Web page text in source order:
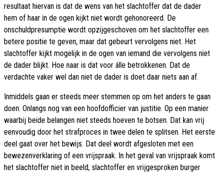
resultaat hiervan is dat de wens van het slachtoffer dat de dader
hem of haar in de ogen kijkt niet wordt gehonoreerd. De
onschuldpresumptie wordt opzijgeschoven om het slachtoffer een
betere positie te geven, maar dat gebeurt vervolgens niet. Het
slachtoffer kijkt mogelijk in de ogen van iemand die vervolgens niet
de dader blijkt. Hoe naar is dat voor álle betrokkenen. Dat de
verdachte vaker wel dan niet de dader is doet daar niets aan af.
Inmiddels gaan er steeds meer stemmen op om het anders te gaan
doen. Onlangs nog van een hoofdofficier van justitie. Op een manier
waarbij beide belangen niet steeds hoeven te botsen. Dat kan vrij
eenvoudig door het strafproces in twee delen te splitsen. Het eerste
deel gaat over het bewijs. Dat deel wordt afgesloten met een
bewezenverklaring of een vrijspraak. In het geval van vrijspraak komt
het slachtoffer niet in beeld, slachtoffer en vrijgesproken burger